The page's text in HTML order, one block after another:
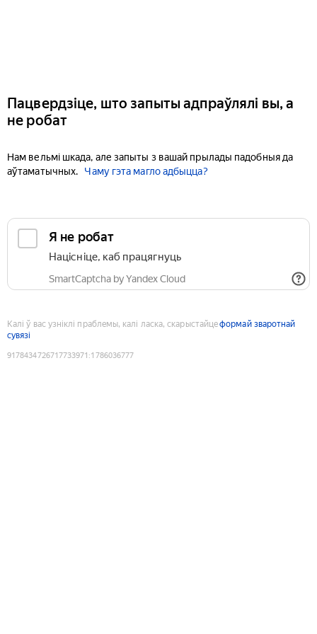
Пацвердзіце, што запыты адпраўлялі вы, а
не робат
Нам вельмі шкада, але запыты з вашай прылады падобныя да
аўтаматычных.
Чаму гэта магло адбыцца?
Я не робат
Націсніце, каб працягнуць
SmartCaptcha by Yandex Cloud
Калі ў вас узніклі праблемы, калі ласка, скарыстайцеформай зваротнай
сувязі
9178434726717733971 :1786036777